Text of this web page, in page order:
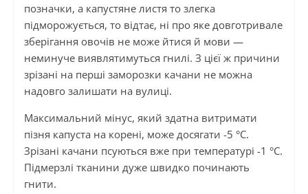
позначки, а капустяне листя то злегка
підморожується, то відтає, ні про яке довготривале
зберігання овочів не може йтися й мови —
неминуче виявлятимуться гнилі. З цієї ж причини
зрізані на перші заморозки качани не можна
надовго залишати на вулиці.
Максимальний мінус, який здатна витримати
пізня капуста на корені, може досягати -5 °C.
Зрізані качани псуються вже при температурі -1 °C.
Підмерзлі тканини дуже швидко починають
гнити.